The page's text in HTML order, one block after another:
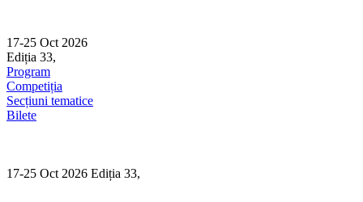
content
17-25 Oct 2026
Ediția 33,
Program
Competiția
Secțiuni tematice
Bilete
17-25 Oct 2026 Ediția 33,